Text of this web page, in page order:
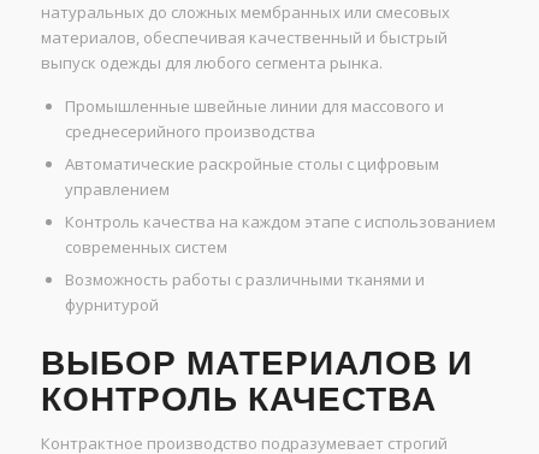
натуральных до сложных мембранных или смесовых
материалов, обеспечивая качественный и быстрый
выпуск одежды для любого сегмента рынка.
Промышленные швейные линии для массового и
среднесерийного производства
Автоматические раскройные столы с цифровым
управлением
Контроль качества на каждом этапе с использованием
современных систем
Возможность работы с различными тканями и
фурнитурой
ВЫБОР МАТЕРИАЛОВ И
КОНТРОЛЬ КАЧЕСТВА
Контрактное производство подразумевает строгий